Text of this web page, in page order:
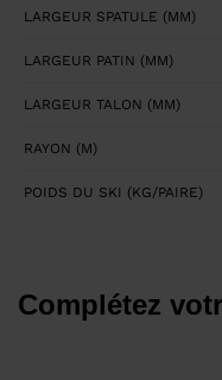
LARGEUR SPATULE (MM)
LARGEUR PATIN (MM)
LARGEUR TALON (MM)
RAYON (M)
POIDS DU SKI (KG/PAIRE)
Complétez